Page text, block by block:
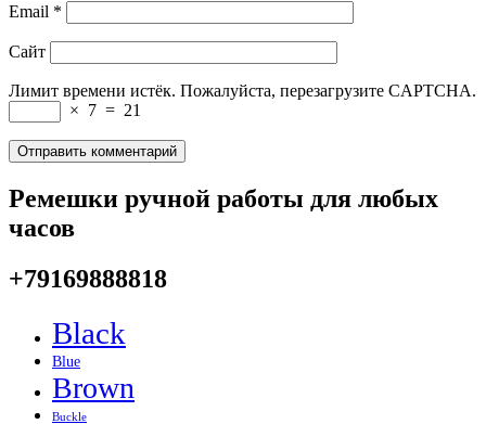
Email *
Сайт
Лимит времени истёк. Пожалуйста, перезагрузите CAPTCHA.
× 7 = 21
Ремешки ручной работы для любых
часов
+79169888818
Black
Blue
Brown
Buckle